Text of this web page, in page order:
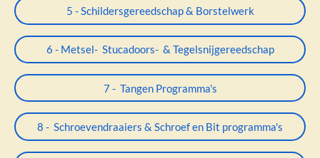
5 - Schildersgereedschap & Borstelwerk
6 - Metsel- Stucadoors- & Tegelsnijgereedschap
7 - Tangen Programma's
8 - Schroevendraaiers & Schroef en Bit programma's